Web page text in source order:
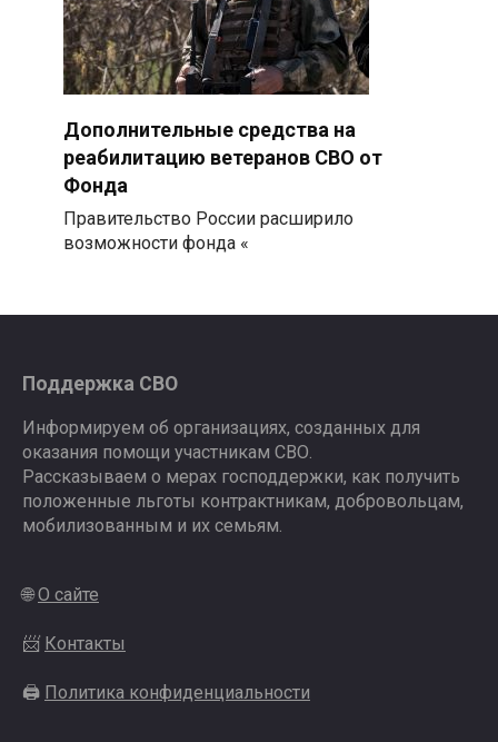
Дополнительные средства на
реабилитацию ветеранов СВО от
Фонда
Правительство России расширило
возможности фонда «
Поддержка СВО
Информируем об организациях, созданных для
оказания помощи участникам СВО.
Рассказываем о мерах господдержки, как получить
положенные льготы контрактникам, добровольцам,
мобилизованным и их семьям.
🌐О сайте
📨 Контакты
🖨 Политика конфиденциальности